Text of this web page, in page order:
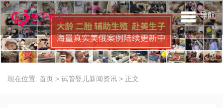
导航
现在位置: 首页 > 试管婴儿新闻资讯 > 正文